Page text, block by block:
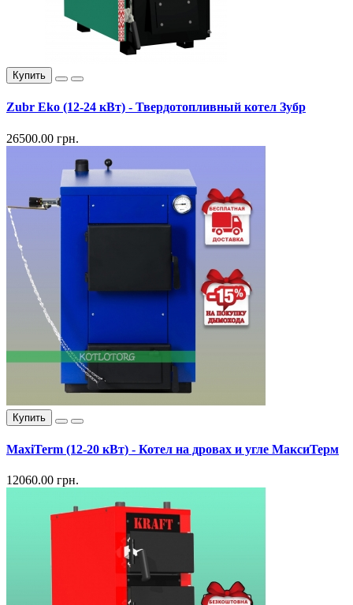
Купить
Zubr Eko (12-24 кВт) - Твердотопливный котел Зубр
26500.00 грн.
Купить
MaxiTerm (12-20 кВт) - Котел на дровах и угле МаксиТерм
12060.00 грн.